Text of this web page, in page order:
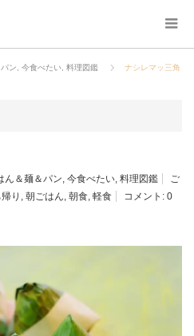
ン 今食べたい 料理図鑑 ナシレマッ三角
ん＆麺＆パン, 今食べたい, 料理図鑑
ご
り , 朝ごはん, 朝食, 軽食 コメント: 0